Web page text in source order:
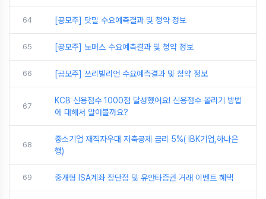
64 [공모주] 닷밀 수요예측결과 및 청약 정보
65 [공모주] 노머스 수요예측결과 및 청약 정보
66 [공모주] 쓰리빌리언 수요예측결과 및 청약 정보
67
KCB 신용점수 1000점 달성했어요! 신용점수 올리기 방법
에 대해서 알아볼까요?
68
중소기업 재직자우대 저축공제 금리 5%( IBK기업,하나은
행)
69 중개형 ISA계좌 장단점 및 유안타증권 거래 이벤트 혜택